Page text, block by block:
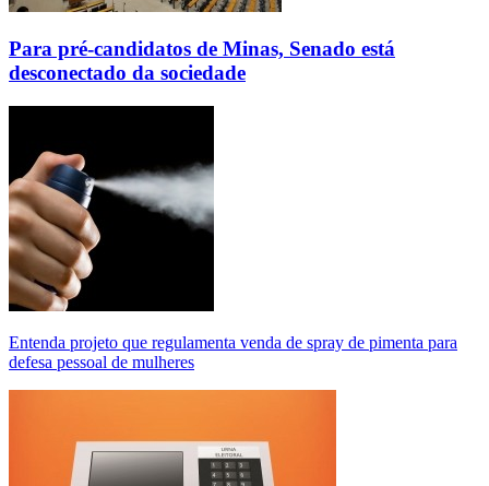
Para pré-candidatos de Minas, Senado está
desconectado da sociedade
Entenda projeto que regulamenta venda de spray de pimenta para
defesa pessoal de mulheres